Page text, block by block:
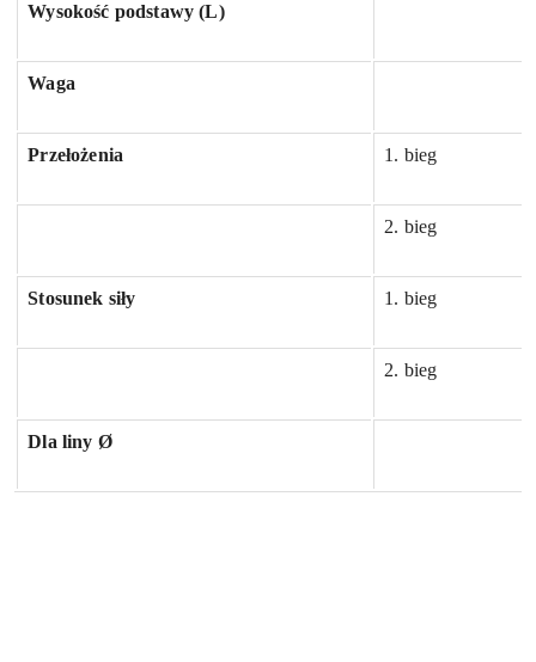
Wysokość podstawy (L)
Waga
Przełożenia 1. bieg
2. bieg
Stosunek siły 1. bieg
2. bieg
Dla liny Ø